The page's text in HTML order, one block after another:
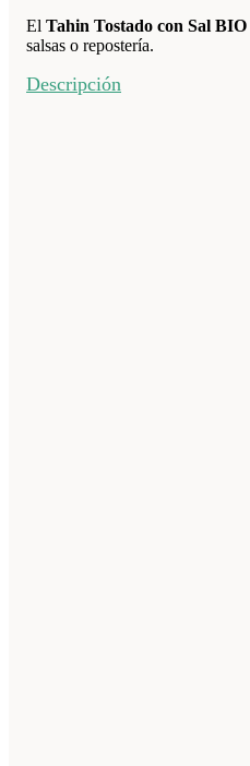
El Tahin Tostado con Sal BIO
salsas o repostería.
Descripción